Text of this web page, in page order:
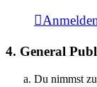
4. General
Du nimmst